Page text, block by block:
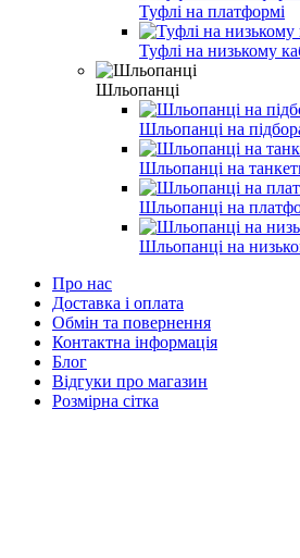
Туфлі на платформі
Туфлі на низькому
Шльопанці
Шльопанці на
Шльопанці на
Шльопанці на
Шльопанці на
Про нас
Доставка і оплата
Обмін та повернення
Контактна інформація
Блог
Відгуки про магазин
Розмірна сітка